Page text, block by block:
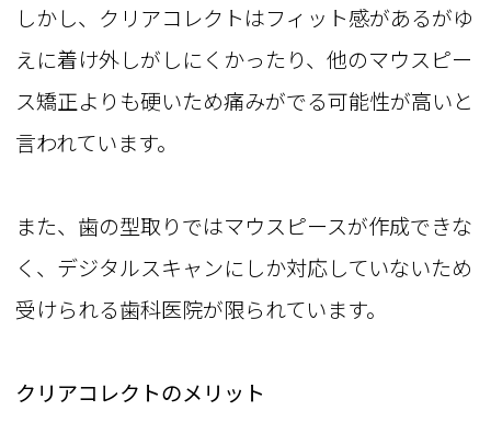
しかし、クリアコレクトはフィット感があるがゆ
えに着け外しがしにくかったり、他のマウスピー
ス矯正よりも硬いため痛みがでる可能性が高いと
言われています。
また、歯の型取りではマウスピースが作成できな
く、デジタルスキャンにしか対応していないため
受けられる歯科医院が限られています。
クリアコレクトのメリット